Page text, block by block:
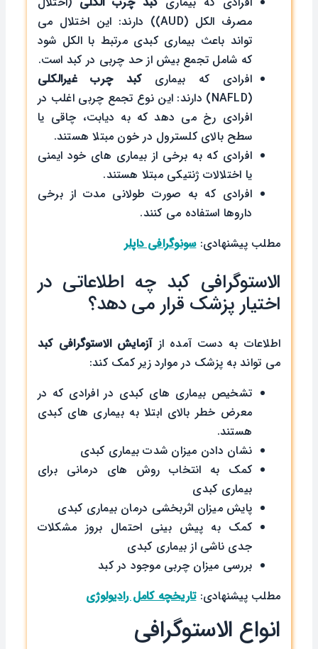
مصرف الکل (AUD)) دارند: این اختلال می
تواند باعث بیماری کبدی مرتبط با الکل شود
که شامل تجمع بیش از حد چربی در کبد است.
افرادی که بیماری
کبد چرب غیرالکلی
(NAFLD) دارند: این نوع تجمع چربی اغلب در
افرادی رخ می دهد که به دیابت، چاقی یا
سطح بالای کلسترول در خون مبتلا هستند.
افرادی که به برخی از بیماری های خود ایمنی
یا اختلالات ژنتیکی مبتلا هستند.
افرادی که به صورت طولانی مدت از برخی
داروها استفاده می کنند.
مطلب پیشنهادی:سونوگرافی داپلر
الاستوگرافی کبد چه اطلاعاتی در
اختیار پزشک قرار می ‌دهد؟
اطلاعات به دست آمده ازآزمایش الاستوگرافی کبد
می تواند به پزشک در موارد زیر کمک کند:
تشخیص بیماری های کبدی در افرادی که در
معرض خطر بالای ابتلا به بیماری های کبدی
هستند.
نشان دادن میزان شدت بیماری کبدی
کمک به انتخاب روش های درمانی برای
بیماری کبدی
پایش میزان اثربخشی درمان بیماری کبدی
کمک به پیش بینی احتمال بروز مشکلات
جدی ناشی از بیماری کبدی
بررسی میزان چربی موجود در کبد
مطلب پیشنهادی:تاریخچه کامل رادیولوژی
انواع الاستوگرافی